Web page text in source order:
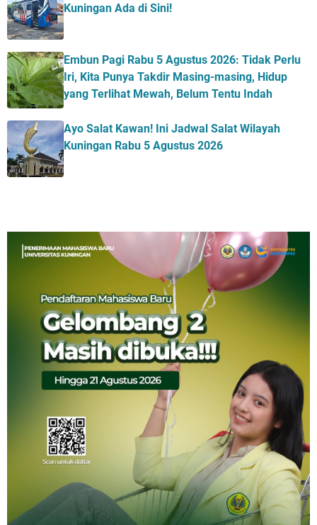
Kuningan Ada di Sini!
Embun Pagi Rabu 5 Agustus 2026: Tidak Perlu
Iri, Kita Punya Takdir Masing-masing, Hidup
yang Terlihat Mewah, Belum Tentu Indah
Ayo Salat Kawan! Ini Jadwal Salat Wilayah
Kuningan Rabu 5 Agustus 2026